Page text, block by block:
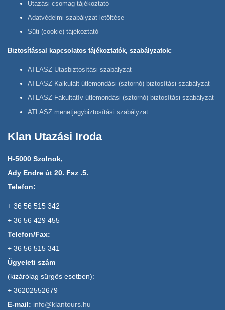
Utazási csomag tájékoztató
Adatvédelmi szabályzat letöltése
Süti (cookie) tájékoztató
Biztosítással kapcsolatos tájékoztatók, szabályzatok:
ATLASZ Utasbiztosítási szabályzat
ATLASZ Kalkulált útlemondási (sztornó) biztosítási szabályzat
ATLASZ Fakultatív útlemondási (sztornó) biztosítási szabályzat
ATLASZ menetjegybiztosítási szabályzat
Klan Utazási Iroda
H-5000 Szolnok,
Ady Endre út 20. Fsz .5.
Telefon:
+ 36 56 515 342
+ 36 56 429 455
Telefon/Fax:
+ 36 56 515 341
Ügyeleti szám
(kizárólag sürgős esetben):
+ 36202552679
E-mail: info@klantours.hu